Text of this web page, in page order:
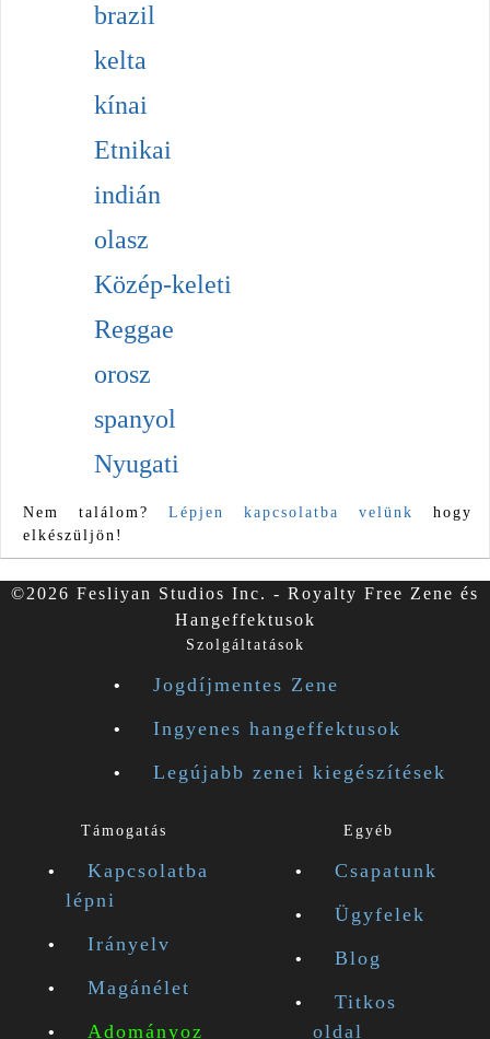
brazil
kelta
kínai
Etnikai
indián
olasz
Közép-keleti
Reggae
orosz
spanyol
Nyugati
Nem találom? Lépjen kapcsolatba velünk
hogy
elkészüljön!
©2026 Fesliyan Studios Inc. - Royalty Free Zene és
Hangeffektusok
Szolgáltatások
Jogdíjmentes Zene
Ingyenes hangeffektusok
Legújabb zenei kiegészítések
Támogatás
Kapcsolatba
lépni
Irányelv
Magánélet
Adományoz
Egyéb
Csapatunk
Ügyfelek
Blog
Titkos
oldal